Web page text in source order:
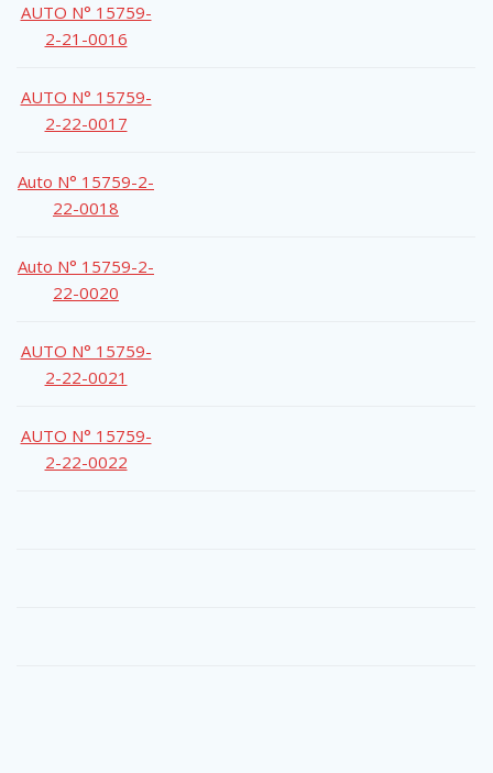
AUTO N° 15759-
2-21-0016
AUTO N° 15759-
2-22-0017
Auto N° 15759-2-
22-0018
Auto N° 15759-2-
22-0020
AUTO N° 15759-
2-22-0021
AUTO N° 15759-
2-22-0022